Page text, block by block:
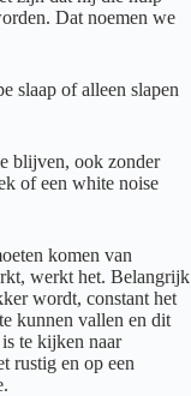
Dat noemen we
slaap of alleen slapen
blijven, ook zonder
of een white noise
komen van
werkt het. Belangrijk
wordt, constant het
kunnen vallen en dit
te kijken naar
rustig en op een